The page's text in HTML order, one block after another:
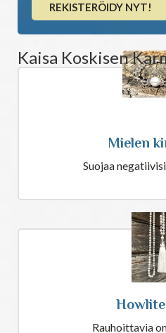
REKISTERÖIDY NYT!
Kaisa Koskisen
Mielen
Suojaa
Rauhoittavia